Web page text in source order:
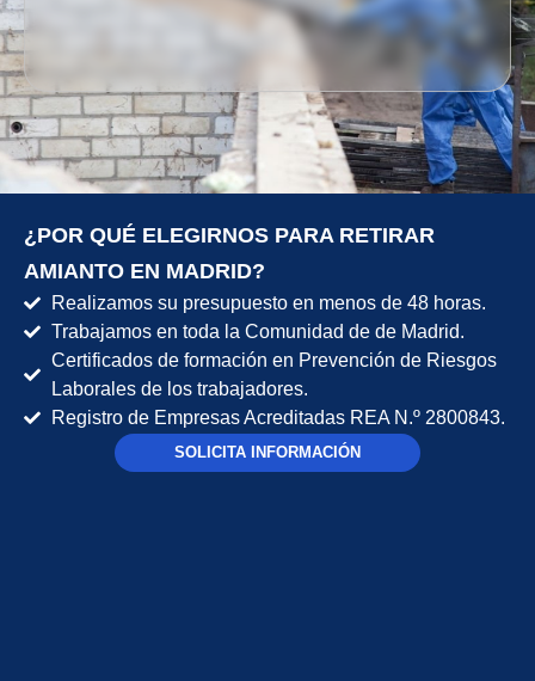
¿POR QUÉ ELEGIRNOS PARA RETIRAR
AMIANTO EN MADRID?
Realizamos su presupuesto en menos de 48 horas.
Trabajamos en toda la Comunidad de de Madrid.
Certificados de formación en Prevención de Riesgos
Laborales de los trabajadores.
Registro de Empresas Acreditadas REA N.º 2800843.
SOLICITA INFORMACIÓN